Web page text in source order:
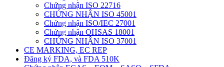
Chứng nhận ISO 22716
CHỨNG NHẬN ISO 45001
Chứng nhận ISO/IEC 27001
Chứng nhận OHSAS 18001
CHỨNG NHẬN ISO 37001
CE MARKING, EC REP
Đăng ký FDA, và FDA 510K